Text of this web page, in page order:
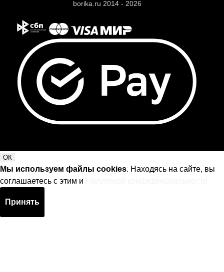
borika.ru 2014 - 2026
ОК
Мы используем файлы cookies. Находясь на сайте, вы
соглашаетесь с этим и
Принять